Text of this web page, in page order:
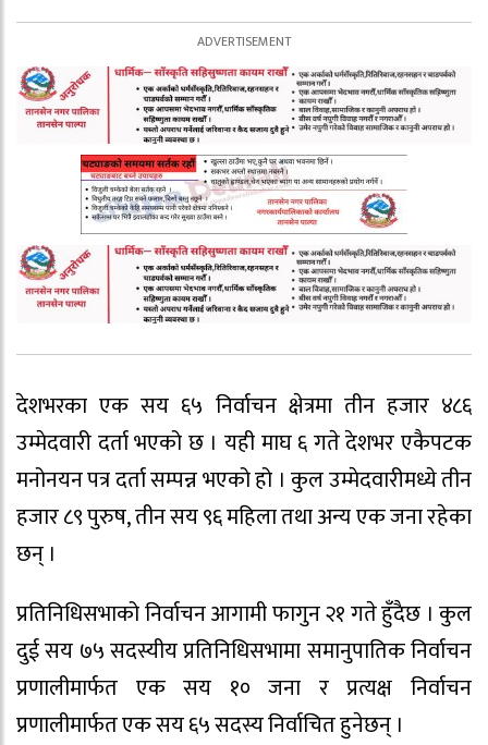
देशभरका एक सय ६५ निर्वाचन क्षेत्रमा तीन हजार ४८६
उम्मेदवारी दर्ता भएको छ । यही माघ ६ गते देशभर एकैपटक
मनोनयन पत्र दर्ता सम्पन्न भएको हो । कुल उम्मेदवारीमध्ये तीन
हजार ८९ पुरुष, तीन सय ९६ महिला तथा अन्य एक जना रहेका
छन् ।
प्रतिनिधिसभाको निर्वाचन आगामी फागुन २१ गते हुँदैछ । कुल
दुई सय ७५ सदस्यीय प्रतिनिधिसभामा समानुपातिक निर्वाचन
प्रणालीमार्फत एक सय १० जना र प्रत्यक्ष निर्वाचन
प्रणालीमार्फत एक सय ६५ सदस्य निर्वाचित हुनेछन् ।